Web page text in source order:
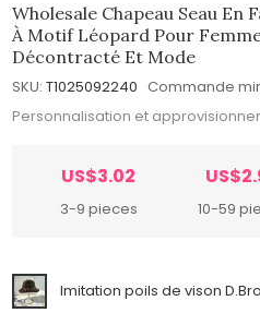
Wholesale Chapeau Seau En
À Motif Léopard Pour
Décontracté Et Mode
SKU: T1025092240 Commande
Personnalisation et
US$3.02
3-9 pieces 10-59
Imitation poils de vison